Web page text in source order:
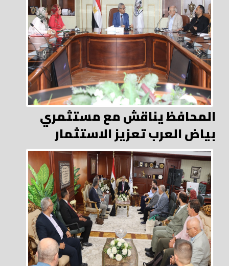
المحافظ يناقش مع مستثمري
بياض العرب تعزيز الاستثمار